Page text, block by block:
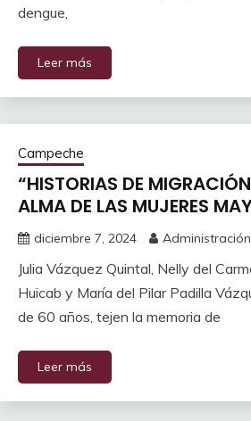
dengue,
Leer más
Campeche
“HISTORIAS DE
ALMA DE LAS MUJERES
diciembre 7, 2024
Julia Vázquez Quintal, Nelly del
Huicab y María del Pilar Padilla
de 60 años, tejen la memoria de
Leer más